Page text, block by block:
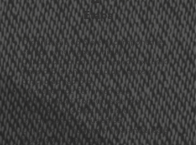
Etapa
Organização do projeto (componentes,
corpos e montagem inicial)
Criação de Sólidos: Técnicas de extrusão,
transição, manipulação de planos e
criação de padrões.
Montagem de Ferramentas e
Renderização: Conceitos de Tool
Assembly e noções básicas de
Renderização no Fusion 3D.
Conceito de modelagem paramétrica e
histórico de operações